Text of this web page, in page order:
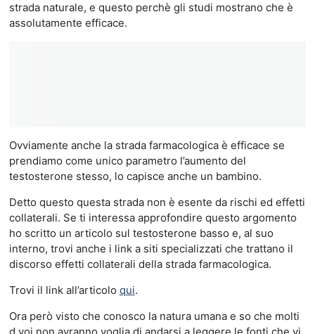
strada naturale, e questo perchè gli studi mostrano che è
assolutamente efficace.
Ovviamente anche la strada farmacologica è efficace se
prendiamo come unico parametro l’aumento del
testosterone stesso, lo capisce anche un bambino.
Detto questo questa strada non è esente da rischi ed effetti
collaterali. Se ti interessa approfondire questo argomento
ho scritto un articolo sul testosterone basso e, al suo
interno, trovi anche i link a siti specializzati che trattano il
discorso effetti collaterali della strada farmacologica.
Trovi il link all’articolo qui.
Ora però visto che conosco la natura umana e so che molti